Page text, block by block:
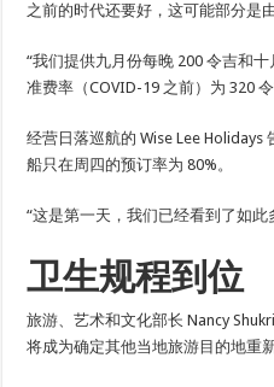
之前的时代还要好，这可能部分是
“我们提供九月份每晚 200 令吉和
准费率（COVID-19 之前）为 320 令
经营日落巡航的 Wise Lee Holidays
船只在周四的预订率为 80%。
“这是第一天，我们已经看到了如此
卫生规程到位
旅游、艺术和文化部长 Nancy
将成为确定其他当地旅游目的地重